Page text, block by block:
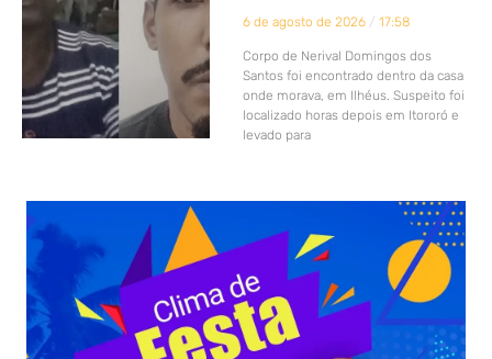
6 de agosto de 2026 17:58
Corpo de Nerival Domingos dos
Santos foi encontrado dentro da casa
onde morava, em Ilhéus. Suspeito foi
localizado horas depois em Itororó e
levado para